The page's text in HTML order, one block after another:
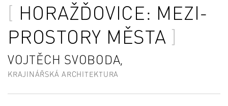
HORAŽĎOVICE: MEZI-
PROSTORY MĚSTA
VOJTĚCH SVOBODA,
KRAJINÁŘSKÁ ARCHITEKTURA